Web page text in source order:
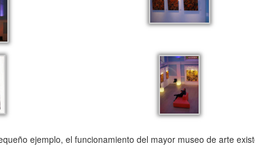
ejemplo, el funcionamiento del mayor museo de arte